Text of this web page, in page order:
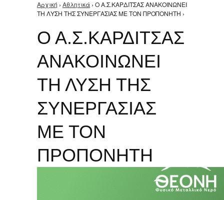
Είστε εδώ
Αρχική › Αθλητικά › Ο Α.Σ.ΚΑΡΔΙΤΣΑΣ ΑΝΑΚΟΙΝΩΝΕΙ
ΤΗ ΛΥΣΗ ΤΗΣ ΣΥΝΕΡΓΑΣΙΑΣ ΜΕ ΤΟΝ ΠΡΟΠΟΝΗΤΗ ›
Ο Α.Σ.ΚΑΡΔΙΤΣΑΣ
ΑΝΑΚΟΙΝΩΝΕΙ
ΤΗ ΛΥΣΗ ΤΗΣ
ΣΥΝΕΡΓΑΣΙΑΣ
ΜΕ ΤΟΝ
ΠΡΟΠΟΝΗΤΗ